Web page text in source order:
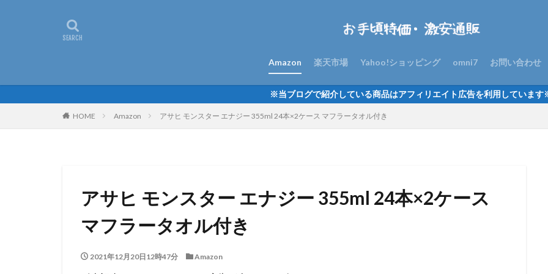
Amazon 楽天市場 Yahoo!ショッピング omni7 お問い合わせ
※当ブログで紹介している商品はアフィリエイト広告を利用していま
HOME Amazon アサヒ モンスター エナジー 355ml 24本×2ケース マフラータオル付き
アサヒ モンスター エナジー 355ml 24本×2ケース
マフラータオル付き
2021年12月20日12時47分 Amazon